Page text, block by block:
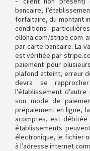
bancaire,
forfaitaire, du montant
conditions
elloha.com/stripe.com
par carte bancaire. La
est vérifiée par
paiement pour
plafond atteint, erreur
devra se
l’établissement
son mode de
prépaiement en ligne,
acomptes, est débitée
établissements
électronique, le fichier
à l’adresse internet